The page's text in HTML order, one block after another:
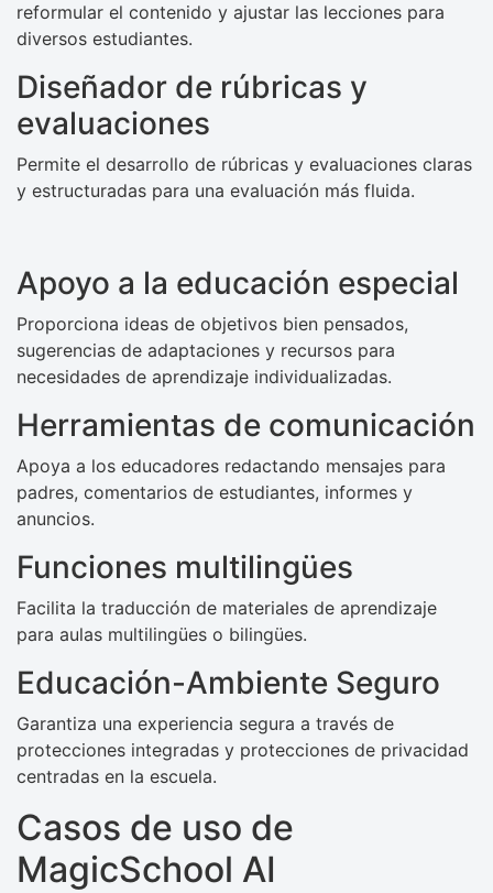
reformular el contenido y ajustar las lecciones para
diversos estudiantes.
Diseñador de rúbricas y
evaluaciones
Permite el desarrollo de rúbricas y evaluaciones claras
y estructuradas para una evaluación más fluida.
Apoyo a la educación especial
Proporciona ideas de objetivos bien pensados,
sugerencias de adaptaciones y recursos para
necesidades de aprendizaje individualizadas.
Herramientas de comunicación
Apoya a los educadores redactando mensajes para
padres, comentarios de estudiantes, informes y
anuncios.
Funciones multilingües
Facilita la traducción de materiales de aprendizaje
para aulas multilingües o bilingües.
Educación-Ambiente Seguro
Garantiza una experiencia segura a través de
protecciones integradas y protecciones de privacidad
centradas en la escuela.
Casos de uso de
MagicSchool AI